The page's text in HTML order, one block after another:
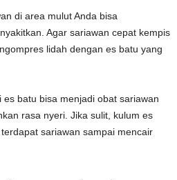
di area mulut Anda bisa
Agar sariawan cepat kempis
lidah dengan es batu yang
batu bisa menjadi obat sariawan
rasa nyeri. Jika sulit, kulum es
sariawan sampai mencair